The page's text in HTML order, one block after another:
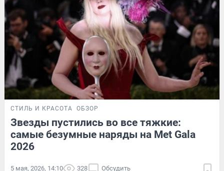
СТИЛЬ И КРАСОТА ОБЗОР
Звезды пустились во все тяжкие:
самые безумные наряды на Met Gala
2026
5 мая, 2026, 14:10 328 Обсудить